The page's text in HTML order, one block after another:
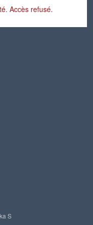
Accès refusé.
S